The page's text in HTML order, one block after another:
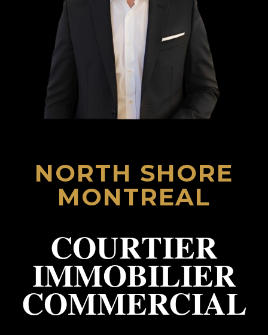
NORTH SHORE
MONTREAL
COURTIER
IMMOBILIER
COMMERCIAL